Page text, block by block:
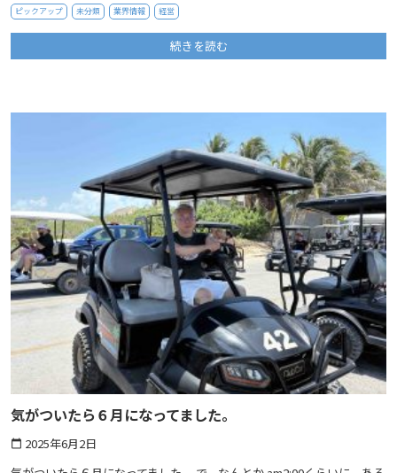
ピックアップ 未分類 業界情報 経営
続きを読む
気がついたら６月になってました。
calendar_today 2025年6月2日